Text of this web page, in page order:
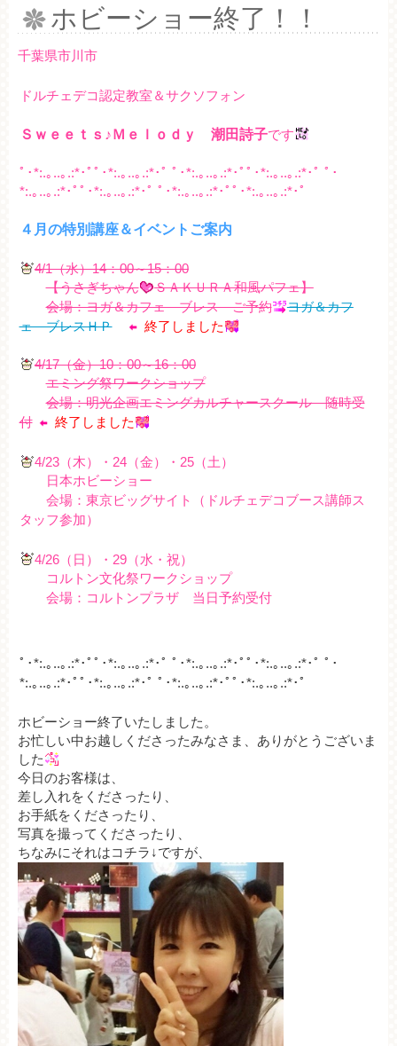
ホビーショー終了！！
千葉県市川市
ドルチェデコ認定教室＆サクソフォン
Ｓｗｅｅｔｓ♪Ｍｅｌｏｄｙ 潮田詩子です
ﾟ･*:.｡..｡.:*･ﾟﾟ･*:.｡..｡.:*･ﾟ ﾟ･*:.｡..｡.:*･ﾟﾟ･*:.｡..｡.:*･ﾟ ﾟ･
*:.｡..｡.:*･ﾟﾟ･*:.｡..｡.:*･ﾟ ﾟ･*:.｡..｡.:*･ﾟﾟ･*:.｡..｡.:*･ﾟ
４月の特別講座＆イベントご案内
4/1（水）14：00～15：00
【うさぎちゃん
ＳＡＫＵＲＡ和風パフェ】
会場：ヨガ＆カフェ ブレス ご予約
ヨガ＆カフ
ェ ブレスＨＰ
終了しました
4/17（金）10：00～16：00
エミング祭ワークショップ
会場：明光企画エミングカルチャースクール 随時受
付
終了しました
4/23（木）・24（金）・25（土）
日本ホビーショー
会場：東京ビッグサイト（ドルチェデコブース講師ス
タッフ参加）
4/26（日）・29（水・祝）
コルトン文化祭ワークショップ
会場：コルトンプラザ 当日予約受付
ﾟ･*:.｡..｡.:*･ﾟﾟ･*:.｡..｡.:*･ﾟ ﾟ･*:.｡..｡.:*･ﾟﾟ･*:.｡..｡.:*･ﾟ ﾟ･
*:.｡..｡.:*･ﾟﾟ･*:.｡..｡.:*･ﾟ ﾟ ･*:.｡..｡.:*･ﾟﾟ･*:.｡..｡.:*･ﾟ
ホビーショー終了いたしました。
お忙しい中お越しくださったみなさま、ありがとうございま
した
今日のお客様は、
差し入れをくださったり、
お手紙をくださったり、
写真を撮ってくださったり、
ちなみにそれはコチラ↓ですが、